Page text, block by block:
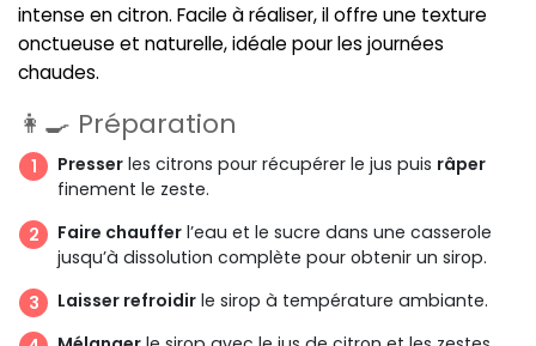
intense en citron. Facile à réaliser, il offre une texture
onctueuse et naturelle, idéale pour les journées
chaudes.
👩‍🍳 Préparation
Presser les citrons pour récupérer le jus puis râper
finement le zeste.
Faire chauffer l’eau et le sucre dans une casserole
jusqu’à dissolution complète pour obtenir un sirop.
Laisser refroidir le sirop à température ambiante.